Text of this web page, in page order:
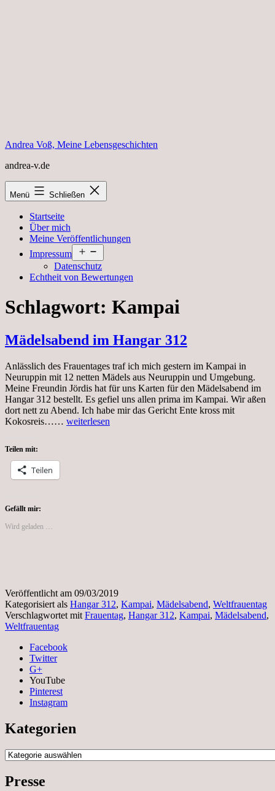
Andrea Voß, Meine Lebensgeschichten
andrea-v.de
Menü Schließen
Startseite
Über mich
Meine Veröffentlichungen
Impressum
öffnen
Datenschutz
Echtheit von Bewertungen
Schlagwort: Kampai
Mädelsabend im Hangar 312
Anlässlich des Frauentages traf ich mich gestern im Kampai in
Neuruppin mit 12 netten Mädels aus Neuruppin und Umgebung.
Meine Freundin Jördis hat für uns Karten für den Mädelsabend im
Hangar 312 bestellt. Es gefiel uns allen prima im Kampai. Wir aßen
dort nett zu Abend. Ich habe mir das Gericht Ente kross mit
Kokosreis…… Mädelsabend
weiterlesen
Teilen mit:
Teilen
Gefällt mir:
Wird geladen …
Veröffentlicht am 09/03/2019
Kategorisiert als Hangar 312, Kampai, Mädelsabend, Weltfrauentag
Verschlagwortet mit Frauentag, Hangar 312, Kampai, Mädelsabend,
Weltfrauentag
Facebook
Twitter
G+
YouTube
Pinterest
Instagram
Kategorien
Kategorien
Presse